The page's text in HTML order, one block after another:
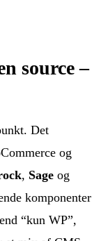
source –
Det
og
, Sage og
komponenter
“kun WP”,